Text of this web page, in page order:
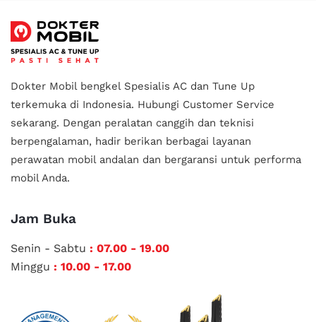
Dokter Mobil bengkel Spesialis AC dan Tune Up
terkemuka di Indonesia. Hubungi Customer Service
sekarang. Dengan peralatan canggih dan teknisi
berpengalaman, hadir berikan berbagai layanan
perawatan mobil andalan dan bergaransi untuk performa
mobil Anda.
Jam Buka
Senin - Sabtu : 07.00 - 19.00
Minggu : 10.00 - 17.00